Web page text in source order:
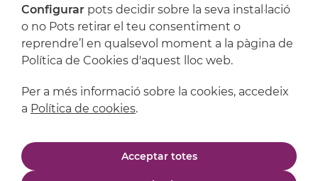
Política de privacitat
Configurar pots decidir sobre la seva instal·lació
o no Pots retirar el teu consentiment o
reprendre’l en qualsevol moment a la pàgina de
Política de Cookies d'aquest lloc web.
Per a més informació sobre la cookies, accedeix
a Política de cookies.
Acceptar totes